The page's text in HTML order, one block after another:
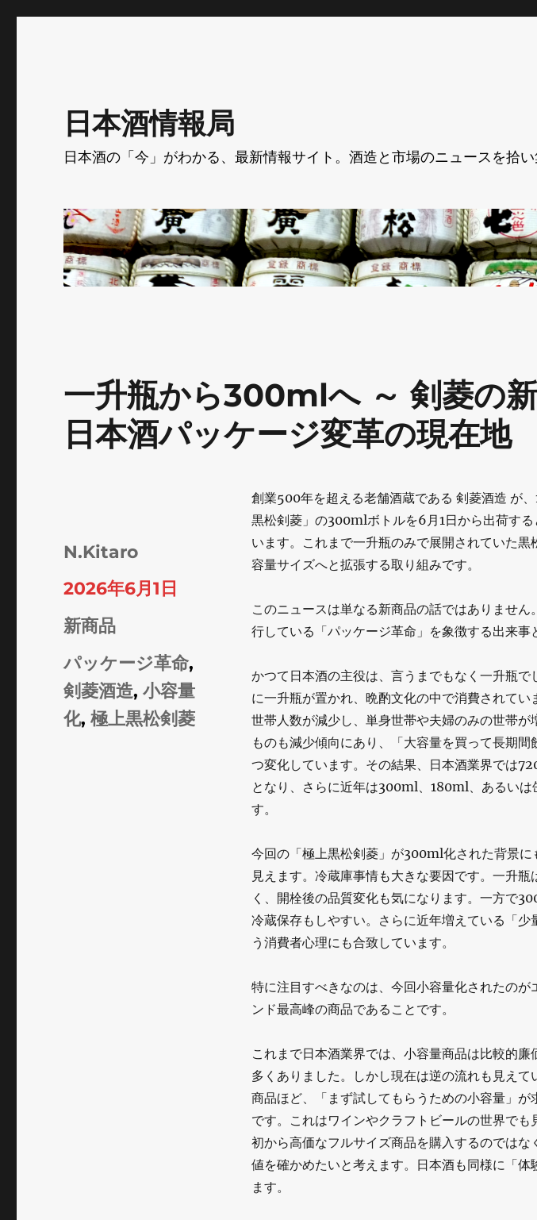
日本酒情報局
日本酒の「今」がわかる、最新情報サイト。酒造と市場のニュースを拾
一升瓶から300mlへ ～ 剣菱の
日本酒パッケージ変革の現在地
創業500年を超える老舗酒蔵である 剣菱酒造 が
黒松剣菱」の300mlボトルを6月1日から出荷す
います。これまで一升瓶のみで展開されていた
容量サイズへと拡張する取り組みです。
このニュースは単なる新商品の話ではありませ
行している「パッケージ革命」を象徴する出来事
かつて日本酒の主役は、言うまでもなく一升瓶で
に一升瓶が置かれ、晩酌文化の中で消費されて
世帯人数が減少し、単身世帯や夫婦のみの世帯
ものも減少傾向にあり、「大容量を買って長期
つ変化しています。その結果、日本酒業界では
となり、さらに近年は300ml、180ml、あるいは
す。
今回の「極上黒松剣菱」が300ml化された背景
見えます。冷蔵庫事情も大きな要因です。一升
く、開栓後の品質変化も気になります。一方で
冷蔵保存もしやすい。さらに近年増えている「少
う消費者心理にも合致しています。
特に注目すべきなのは、今回小容量化されたのが
ンド最高峰の商品であることです。
これまで日本酒業界では、小容量商品は比較的
多くありました。しかし現在は逆の流れも見え
商品ほど、「まず試してもらうための小容量」
です。これはワインやクラフトビールの世界で
初から高価なフルサイズ商品を購入するのではな
値を確かめたいと考えます。日本酒も同様に「体
ます。
投
稿
N.Kitaro
投
稿
2026年6月1日
カ
テ
ゴ
リ
新商品
タ
グ
パッケージ革命,
剣菱酒造,小容量
化,極上黒松剣菱